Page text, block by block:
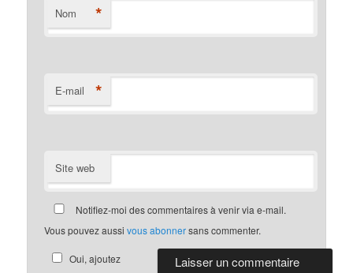
Nom *
E-mail *
Site web
Notifiez-moi des commentaires à venir via e-mail.
Vous pouvez aussivous abonnersans commenter.
Oui, ajoutez